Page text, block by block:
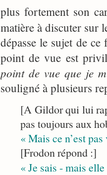
plus fortement son
matière à discuter sur
dépasse le sujet de
point de vue est
point de vue que je
souligné à plusieurs
[A Gildor qui lui
pas toujours aux
« Mais ce n’est
[Frodon répond :]
« Je sais - mais